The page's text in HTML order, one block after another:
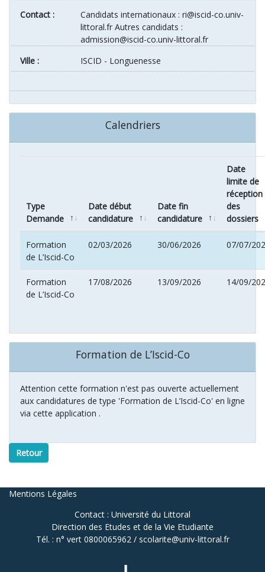
Contact :
Candidats internationaux : ri@iscid-co.univ-
littoral.fr Autres candidats :
admission@iscid-co.univ-littoral.fr
ville :
ISCID - Longuenesse
Calendriers
Type
Demande
Date début
candidature
Date fin
candidature
Date
limite de
réception
des
dossiers
Formation
de L’Iscid-Co
02/03/2026 30/06/2026 07/07/
Formation
de L’Iscid-Co
17/08/2026 13/09/2026 14/09/
Formation de L’Iscid-Co
Attention cette formation n'est pas ouverte actuellement
aux candidatures de type 'Formation de L’Iscid-Co' en ligne
via cette application .
Retour
Mentions Légales
Contact : Université du Littoral
Direction des Etudes et de la Vie Etudiante
Tél. : n° vert 0800065962 / scolarite@univ-littoral.fr